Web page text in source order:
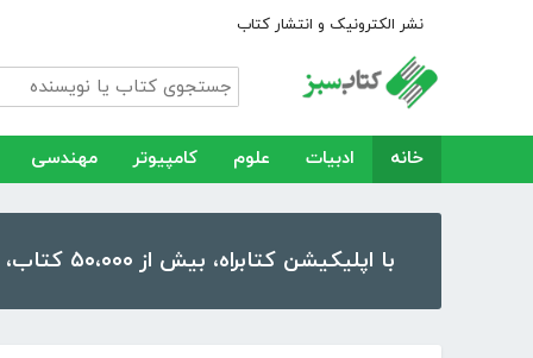
نشر الکترونیک و انتشار کتاب
خانه ادبیات علوم کامپیوتر مهندسی
با اپلیکیشن کتابراه، بیش از ۵۰،۰۰۰ کتاب، کتاب صوتی و رمان را در موبایل و تبلت خود داشته باشید!